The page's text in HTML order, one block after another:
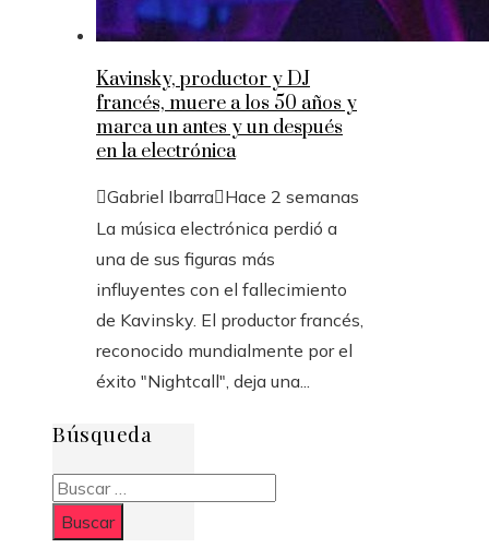
Kavinsky, productor y DJ
francés, muere a los 50 años y
marca un antes y un después
en la electrónica
Gabriel Ibarra Hace 2 semanas
La música electrónica perdió a
una de sus figuras más
influyentes con el fallecimiento
de Kavinsky. El productor francés,
reconocido mundialmente por el
éxito "Nightcall", deja una...
Búsqueda
Buscar: